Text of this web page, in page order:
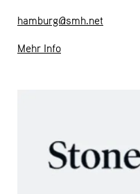
hamburg@smh.net
Mehr Info